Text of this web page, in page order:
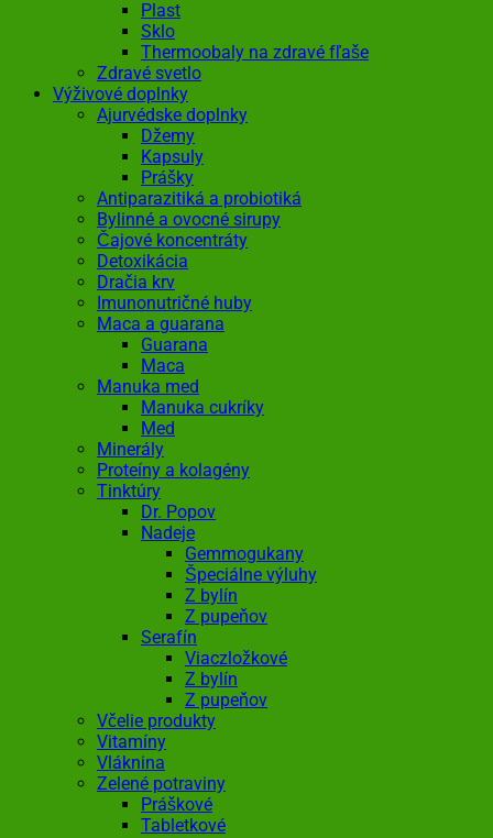
Plast
Sklo
Thermoobaly na zdravé fľaše
Zdravé svetlo
Výživové doplnky
Ajurvédske doplnky
Džemy
Kapsuly
Prášky
Antiparazitiká a probiotiká
Bylinné a ovocné sirupy
Čajové koncentráty
Detoxikácia
Dračia krv
Imunonutričné huby
Maca a guarana
Guarana
Maca
Manuka med
Manuka cukríky
Med
Minerály
Proteíny a kolagény
Tinktúry
Dr. Popov
Nadeje
Gemmogukany
Špeciálne výluhy
Z bylín
Z pupeňov
Serafín
Viaczložkové
Z bylín
Z pupeňov
Včelie produkty
Vitamíny
Vláknina
Zelené potraviny
Práškové
Tabletkové